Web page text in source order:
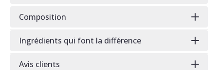
Composition
Ingrédients qui font la différence
Avis clients